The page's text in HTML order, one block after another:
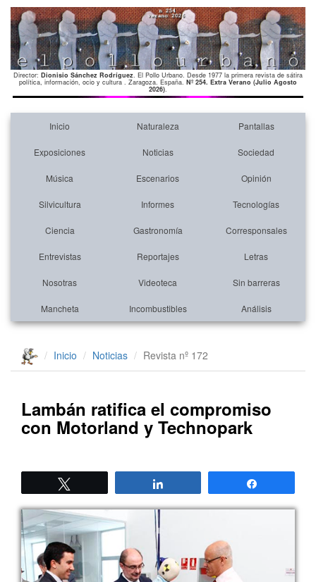
Director: Dionisio Sánchez Rodríguez. El Pollo Urbano. Desde 1977 la primera revista de sátira
política, información, ocio y cultura . Zaragoza. España. Nº 254. Extra Verano (Julio Agosto
2026).
Inicio Naturaleza Pantallas
Exposiciones Noticias Sociedad
Música Escenarios Opinión
Silvicultura Informes Tecnologías
Ciencia Gastronomía Corresponsales
Entrevistas Reportajes Letras
Nosotras Videoteca Sin barreras
Mancheta Incombustibles Análisis
Inicio Noticias Revista nº 172
Lambán ratifica el compromiso
con Motorland y Technopark